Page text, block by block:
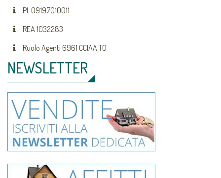
PI: 09197010011
REA 1032283
Ruolo Agenti 6961 CCIAA TO
NEWSLETTER